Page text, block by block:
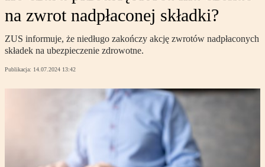
na zwrot nadpłaconej składki?
ZUS informuje, że niedługo zakończy akcję zwrotów nadpłaconych
składek na ubezpieczenie zdrowotne.
Publikacja: 14.07.2024 13:42